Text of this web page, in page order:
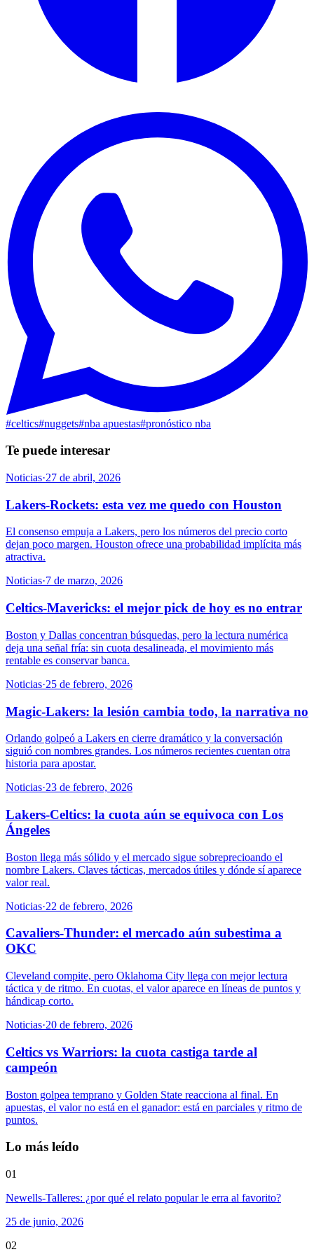
#celtics#nuggets#nba apuestas#pronóstico nba
Te puede interesar
Noticias·27 de abril, 2026
Lakers-Rockets: esta vez me quedo con Houston
El consenso empuja a Lakers, pero los números del precio corto
dejan poco margen. Houston ofrece una probabilidad implícita más
atractiva.
Noticias·7 de marzo, 2026
Celtics-Mavericks: el mejor pick de hoy es no entrar
Boston y Dallas concentran búsquedas, pero la lectura numérica
deja una señal fría: sin cuota desalineada, el movimiento más
rentable es conservar banca.
Noticias·25 de febrero, 2026
Magic-Lakers: la lesión cambia todo, la narrativa no
Orlando golpeó a Lakers en cierre dramático y la conversación
siguió con nombres grandes. Los números recientes cuentan otra
historia para apostar.
Noticias·23 de febrero, 2026
Lakers-Celtics: la cuota aún se equivoca con Los
Ángeles
Boston llega más sólido y el mercado sigue sobreprecioando el
nombre Lakers. Claves tácticas, mercados útiles y dónde sí aparece
valor real.
Noticias·22 de febrero, 2026
Cavaliers-Thunder: el mercado aún subestima a
OKC
Cleveland compite, pero Oklahoma City llega con mejor lectura
táctica y de ritmo. En cuotas, el valor aparece en líneas de puntos y
hándicap corto.
Noticias·20 de febrero, 2026
Celtics vs Warriors: la cuota castiga tarde al
campeón
Boston golpea temprano y Golden State reacciona al final. En
apuestas, el valor no está en el ganador: está en parciales y ritmo de
puntos.
Lo más leído
01
Newells-Talleres: ¿por qué el relato popular le erra al favorito?
25 de junio, 2026
02